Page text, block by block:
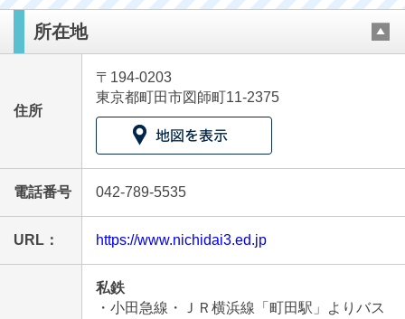
最近見た学校
日本大学第三中学校
ブックマークした学校
ブックマークした学校はありません
所在地
住所
〒194-0203
東京都町田市図師町11-2375
電話番号 042-789-5535
URL： https://www.nichidai3.ed.jp
私鉄
・小田急線・ＪＲ横浜線「町田駅」よりバス